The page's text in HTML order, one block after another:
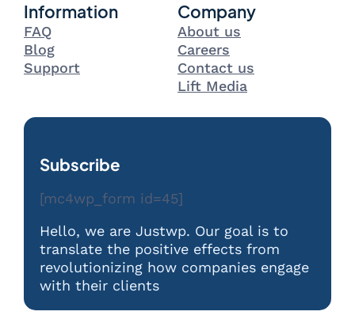
Information
FAQ
Blog
Support
Company
About us
Careers
Contact us
Lift Media
Subscribe
[mc4wp_form id=45]
Hello, we are Justwp. Our goal is to
translate the positive effects from
revolutionizing how companies engage
with their clients